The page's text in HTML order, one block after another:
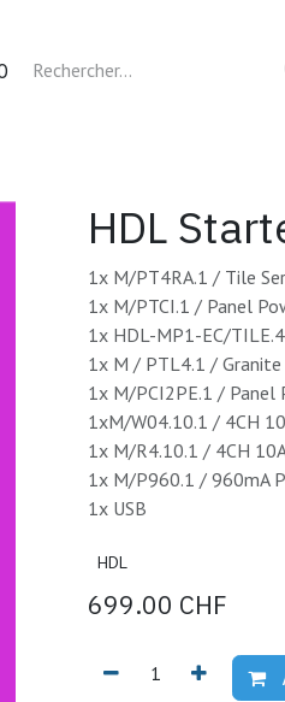
électriques Nos
HDL
1x M/PT4RA.1 / Tile
1x M/PTCI.1 / Panel
1x HDL-MP1-EC/
1x M / PTL4.1 / Granite
1x M/PCI2PE.1 / Panel
1xM/W04.10.1 / 4CH
1x M/R4.10.1 / 4CH
1x M/P960.1 / 960mA
1x USB
HDL
699.00 CHF